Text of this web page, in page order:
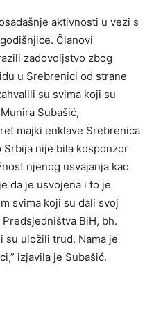
aktivnosti u vezi s
Članovi
zadovoljstvo zbog
u Srebrenici od strane
su svima koji su
Subašić,
majki enklave Srebrenica
Srbija nije bila kosponzor
njenog usvajanja kao
da je usvojena i to je
svima koji su dali svoj
BiH, bh.
su uložili trud. Nama je
izjavila je Subašić.